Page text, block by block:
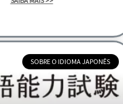
SOBRE O IDIOMA JAPONÊS